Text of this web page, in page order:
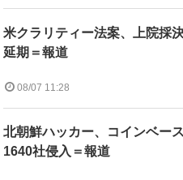
米クラリティー法案、上院採
延期＝報道
08/07 11:28
北朝鮮ハッカー、コインベー
1640社侵入＝報道